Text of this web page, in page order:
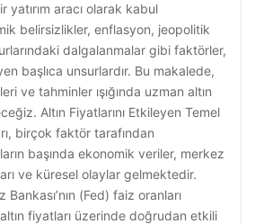
yatırım aracı olarak kabul
belirsizlikler, enflasyon, jeopolitik
dalgalanmalar gibi faktörler,
başlıca unsurlardır. Bu makalede,
ve tahminler ışığında uzman altın
Altın Fiyatlarını Etkileyen Temel
birçok faktör tarafından
başında ekonomik veriler, merkez
ve küresel olaylar gelmektedir.
(Fed) faiz oranları
fiyatları üzerinde doğrudan etkili